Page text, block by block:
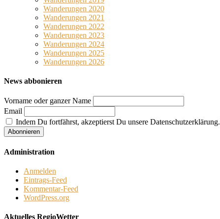
Wanderungen 2020
Wanderungen 2021
Wanderungen 2022
Wanderungen 2023
Wanderungen 2024
Wanderungen 2025
Wanderungen 2026
News abbonieren
Vorname oder ganzer Name
Email
Indem Du fortfährst, akzeptierst Du unsere Datenschutzerklärung.
Administration
Anmelden
Eintrags-Feed
Kommentar-Feed
WordPress.org
Aktuelles RegioWetter